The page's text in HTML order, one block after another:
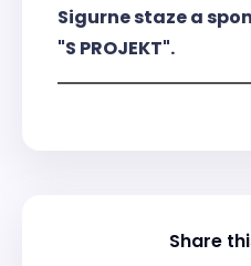
Sigurne stazea
"S PROJEKT".
Share